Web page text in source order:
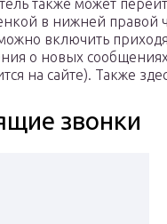
также может
в нижней правой
включить
о новых сообщениях
на сайте). Также
звонки